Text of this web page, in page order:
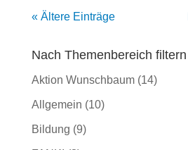
« Ältere Einträge
Nach Themenbereich filtern
Aktion Wunschbaum(14)
Allgemein (10)
Bildung (9)